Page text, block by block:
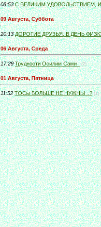
08:53 С ВЕЛИКИМ УДОВОЛЬСТВИЕМ,
09 Августа, Суббота
20:13 ДОРОГИЕ ДРУЗЬЯ, В ДЕНЬ
06 Августа, Среда
17:29 Трудности Осилим Сами ! (2)
01 Августа, Пятница
11:52 ТОСы БОЛЬШЕ НЕ НУЖНЫ ..? (1)